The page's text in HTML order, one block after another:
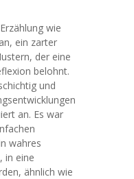
wie
ein zarter
der eine
belohnt.
und
an. Es war
wahres
in eine
ähnlich wie